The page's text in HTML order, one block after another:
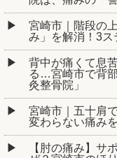
宮崎市｜階段の
み」を解消！3ス
背中が痛くて息
る…宮崎市で背
灸整骨院」
宮崎市｜五十肩
変わらない痛み
【肘の痛み】サ